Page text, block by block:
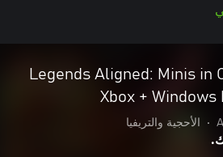
Legends Aligned: Minis in
Xbox + Windows
• الأحجية والتريفيا